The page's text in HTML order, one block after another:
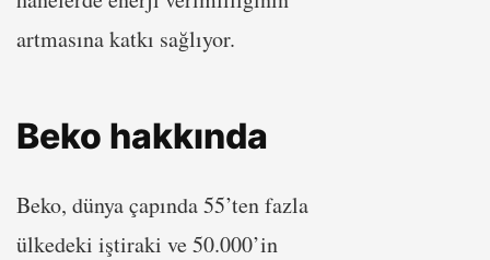
artmasına katkı sağlıyor.
Beko hakkında
Beko, dünya çapında 55’ten fazla
ülkedeki iştiraki ve 50.000’in